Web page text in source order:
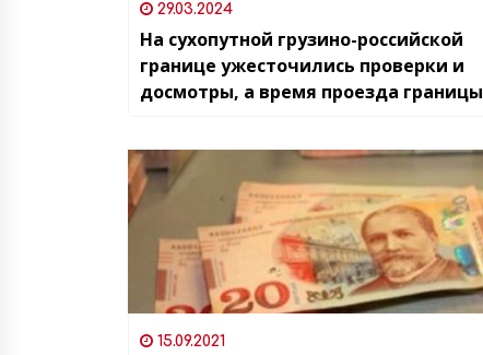
29.03.2024
На сухопутной грузино-российской
границе ужесточились проверки и
досмотры, а время проезда границы
15.09.2021